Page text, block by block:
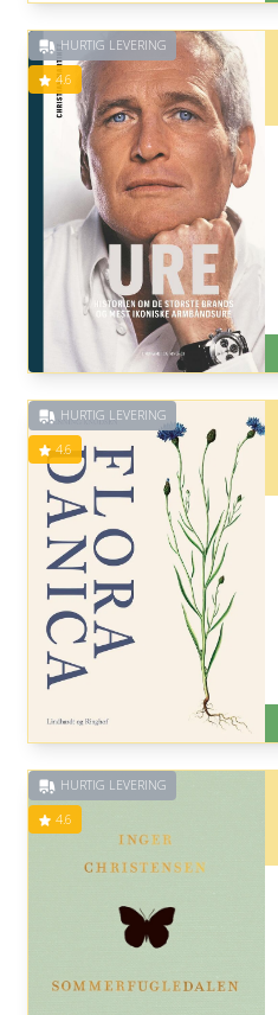
HURTIG LEVERING
4.6
HURTIG LEVERING
4.6
HURTIG LEVERING
4.6